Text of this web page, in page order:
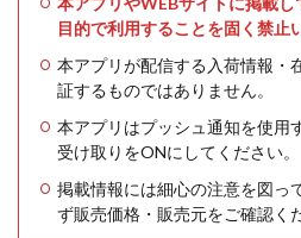
目的で利用することを固く禁止
本アプリが配信する入荷情報・
証するものではありません。
本アプリはプッシュ通知を使用
受け取りをONにしてください。
掲載情報には細心の注意を図っ
ず販売価格・販売元をご確認く